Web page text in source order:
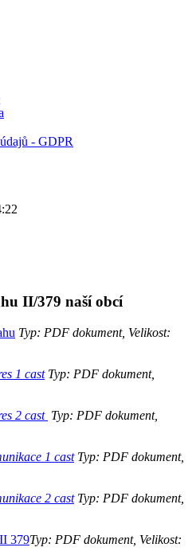
- GDPR
II/379 naší obcí
Typ: PDF dokument, Velikost:
1 castTyp: PDF dokument,
2 cast Typ: PDF dokument,
1 castTyp: PDF dokument,
2 castTyp: PDF dokument,
379Typ: PDF dokument, Velikost: